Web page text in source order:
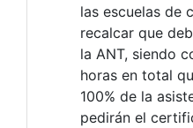
las escuelas de
recalcar que
la ANT, siendo
horas en total
100% de la
pedirán el